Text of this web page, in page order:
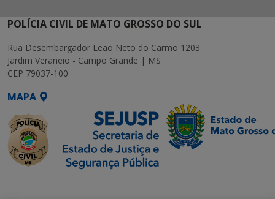
POLÍCIA CIVIL DE MATO GROSSO DO SUL
Rua Desembargador Leão Neto do Carmo 1203
Jardim Veraneio - Campo Grande | MS
CEP 79037-100
MAPA